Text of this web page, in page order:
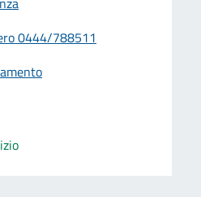
0444/788511